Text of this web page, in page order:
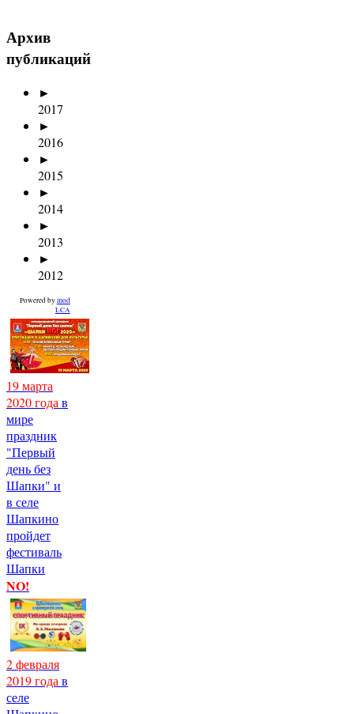
Архив
публикаций
►
2017
►
2016
►
2015
►
2014
►
2013
►
2012
Powered by mod
LCA
19 марта
2020 года в
мире
праздник
"Первый
день без
Шапки" и
в селе
Шапкино
пройдет
фестиваль
Шапки
NO!
2 февраля
2019 года в
селе